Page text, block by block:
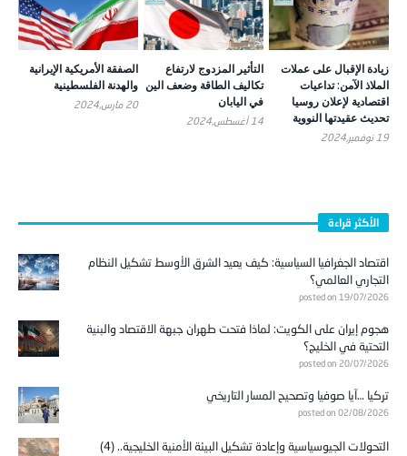
زيادة الإقبال على عملات
الملاذ الآمن: تداعيات
اقتصادية لإعلان روسيا
تحديث عقيدتها النووية
19 نوفمبر,2024
التأثير المزدوج لارتفاع
تكاليف الطاقة وضعف الين
في اليابان
14 أغسطس,2024
الصفقة الأمريكية الإيرانية
والهدنة الفلسطينية
20 مارس,2024
الأكثر قراءة
اقتصاد الجغرافيا السياسية: كيف يعيد الشرق الأوسط تشكيل النظام
التجاري العالمي؟
posted on 19/07/2026
هجوم إيران على الكويت: لماذا فتحت طهران جبهة الاقتصاد والبنية
التحتية في الخليج؟
posted on 20/07/2026
تركيا …آيا صوفيا وتصحيح المسار التاريخي
posted on 02/08/2026
التحولات الجيوسياسية وإعادة تشكيل البيئة الأمنية الخليجية.. (4)